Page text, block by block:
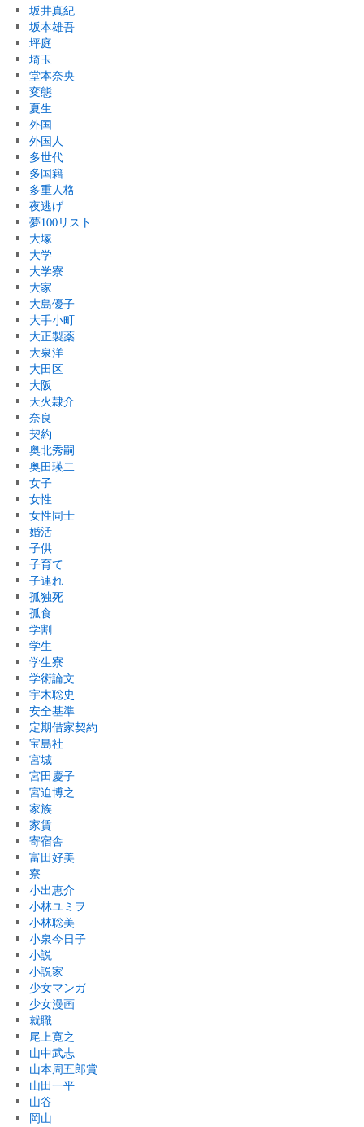
坂井真紀
坂本雄吾
坪庭
埼玉
堂本奈央
変態
夏生
外国
外国人
多世代
多国籍
多重人格
夜逃げ
夢100リスト
大塚
大学
大学寮
大家
大島優子
大手小町
大正製薬
大泉洋
大田区
大阪
天火隷介
奈良
契約
奥北秀嗣
奥田瑛二
女子
女性
女性同士
婚活
子供
子育て
子連れ
孤独死
孤食
学割
学生
学生寮
学術論文
宇木聡史
安全基準
定期借家契約
宝島社
宮城
宮田慶子
宮迫博之
家族
家賃
寄宿舎
富田好美
寮
小出恵介
小林ユミヲ
小林聡美
小泉今日子
小説
小説家
少女マンガ
少女漫画
就職
尾上寛之
山中武志
山本周五郎賞
山田一平
山谷
岡山